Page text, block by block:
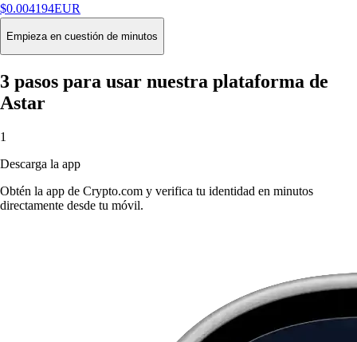
$0.004194EUR
-0.42%24H
Buy
Empieza en cuestión de minutos
3 pasos para usar nuestra plataforma de
Astar
1
Descarga la app
Obtén la app de Crypto.com y verifica tu identidad en minutos
directamente desde tu móvil.